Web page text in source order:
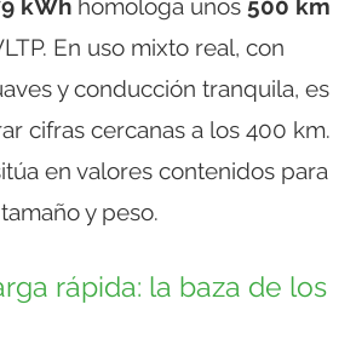
kWh homologa unos 500 km
En uso mixto real, con
y conducción tranquila, es
cifras cercanas a los 400 km.
en valores contenidos para
y peso.
rápida: la baza de los